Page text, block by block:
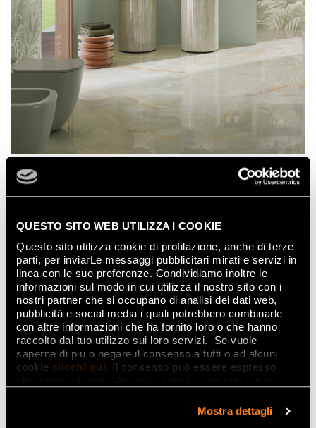
QUESTO SITO WEB UTILIZZA I COOKIE
Questo sito utilizza cookie di profilazione, anche di terze
parti, per inviarLe messaggi pubblicitari mirati e servizi in
linea con le sue preferenze. Condividiamo inoltre le
informazioni sul modo in cui utilizza il nostro sito con i
nostri partner che si occupano di analisi dei dati web,
pubblicità e social media i quali potrebbero combinarle
con altre informazioni che ha fornito loro o che hanno
raccolto dal tuo utilizzo sui loro servizi. Se vuole
saperne di più o negare il consenso a tutti o ad alcuni
cookie clicchi qui. Il consenso può essere espresso
Mostra dettagli
Prepariamoci a pavimenti in grande
materici, grandi lastre-gioiello ingres effetto
onice, piastrelle ricchissime di colore,brick
smaltati lucidie scintillanti, grandipareti
decorative riflettenti ispirate alla natura e
composizioni spesso inaspettate.